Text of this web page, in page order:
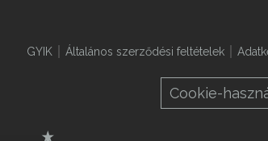
GYIK Általános szerződési feltételek
Cookie-